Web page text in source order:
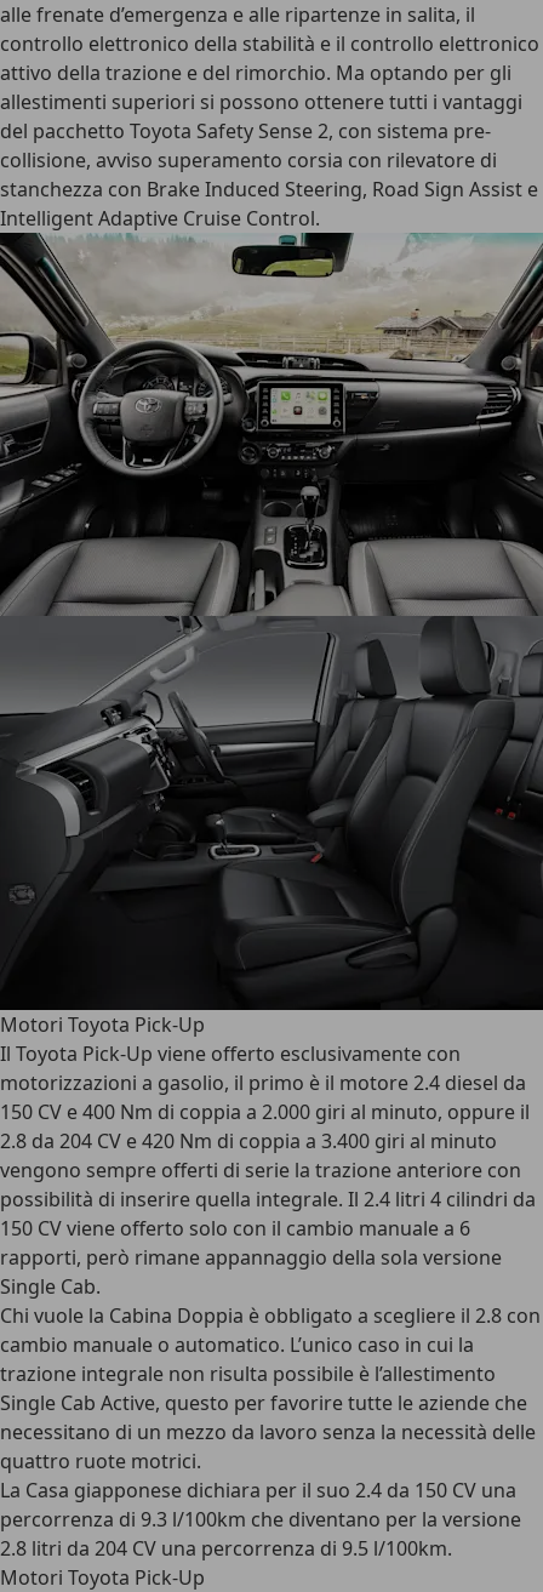
alle frenate d’emergenza e alle ripartenze in salita, il
controllo elettronico della stabilità e il controllo elettronico
attivo della trazione e del rimorchio. Ma optando per gli
allestimenti superiori si possono ottenere tutti i vantaggi
del pacchetto Toyota Safety Sense 2, con sistema pre-
collisione, avviso superamento corsia con rilevatore di
stanchezza con Brake Induced Steering, Road Sign Assist e
Intelligent Adaptive Cruise Control.
Motori Toyota Pick-Up
Il Toyota Pick-Up viene offerto esclusivamente con
motorizzazioni a gasolio, il primo è il motore 2.4 diesel da
150 CV e 400 Nm di coppia a 2.000 giri al minuto, oppure il
2.8 da 204 CV e 420 Nm di coppia a 3.400 giri al minuto
vengono sempre offerti di serie la trazione anteriore con
possibilità di inserire quella integrale. Il 2.4 litri 4 cilindri da
150 CV viene offerto solo con il cambio manuale a 6
rapporti, però rimane appannaggio della sola versione
Single Cab.
Chi vuole la Cabina Doppia è obbligato a scegliere il 2.8 con
cambio manuale o automatico. L’unico caso in cui la
trazione integrale non risulta possibile è l’allestimento
Single Cab Active, questo per favorire tutte le aziende che
necessitano di un mezzo da lavoro senza la necessità delle
quattro ruote motrici.
La Casa giapponese dichiara per il suo 2.4 da 150 CV una
percorrenza di 9.3 l/100km che diventano per la versione
2.8 litri da 204 CV una percorrenza di 9.5 l/100km.
Motori Toyota Pick-Up